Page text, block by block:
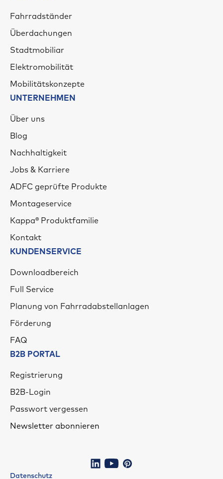
Fahrradständer
Überdachungen
Stadtmobiliar
Elektromobilität
Mobilitätskonzepte
UNTERNEHMEN
Über uns
Blog
Nachhaltigkeit
Jobs & Karriere
ADFC geprüfte Produkte
Montageservice
Kappa® Produktfamilie
Kontakt
KUNDENSERVICE
Downloadbereich
Full Service
Planung von Fahrradabstellanlagen
Förderung
FAQ
B2B PORTAL
Registrierung
B2B-Login
Passwort vergessen
Newsletter abonnieren
Datenschutz